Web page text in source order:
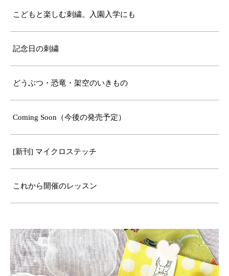
こどもと楽しむ刺繍。入園入学にも
記念日の刺繍
どうぶつ・恐竜・架空のいきもの
Coming Soon（今後の発売予定）
[新刊] マイクロステッチ
これから開催のレッスン